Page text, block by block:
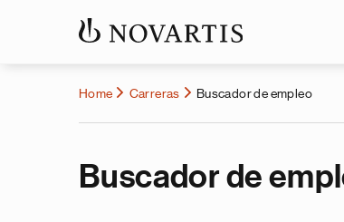
Home Carreras Buscador de empleo
Buscador de